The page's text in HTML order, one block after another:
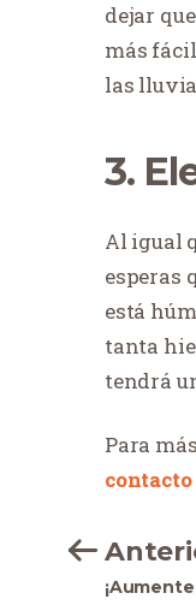
dejar
más
las
3.
Al igual
esperas
está
tanta
tendrá
Para
contacto